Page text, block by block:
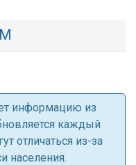
информацию из
каждый
отличаться из-за
населения.